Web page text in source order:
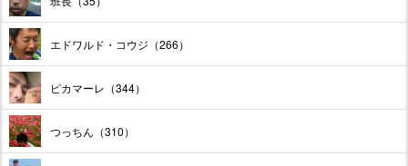
エドワルド・コウジ（266）
ピカマーレ（344）
つっちん（310）